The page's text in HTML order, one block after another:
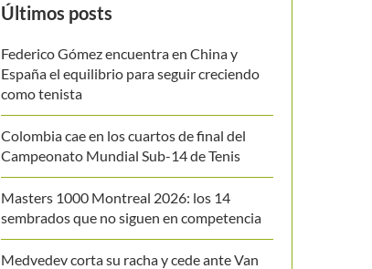
Últimos posts
Federico Gómez encuentra en China y
España el equilibrio para seguir creciendo
como tenista
Colombia cae en los cuartos de final del
Campeonato Mundial Sub-14 de Tenis
Masters 1000 Montreal 2026: los 14
sembrados que no siguen en competencia
Medvedev corta su racha y cede ante Van